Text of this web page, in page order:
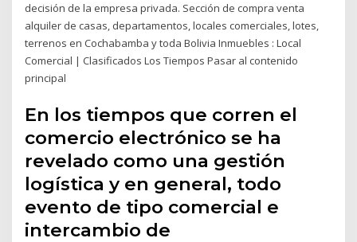
decisión de la empresa privada. Sección de compra venta
alquiler de casas, departamentos, locales comerciales, lotes,
terrenos en Cochabamba y toda Bolivia Inmuebles : Local
Comercial | Clasificados Los Tiempos Pasar al contenido
principal
En los tiempos que corren el
comercio electrónico se ha
revelado como una gestión
logística y en general, todo
evento de tipo comercial e
intercambio de